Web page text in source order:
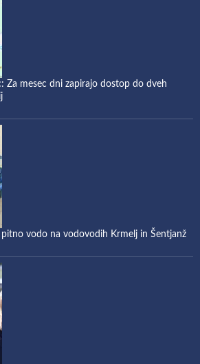
Za mesec dni zapirajo dostop do dveh
vodo na vodovodih Krmelj in Šentjanž